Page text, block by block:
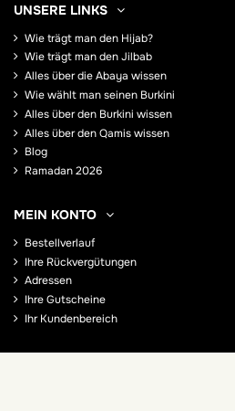
UNSERE LINKS
Wie trägt man den Hijab?
Wie trägt man den Jilbab
Alles über die Abaya wissen
Wie wählt man seinen Burkini
Alles über den Burkini wissen
Alles über den Qamis wissen
Blog
Ramadan 2026
MEIN KONTO
Bestellverlauf
Ihre Rückvergütungen
Adressen
Ihre Gutscheine
Ihr Kundenbereich